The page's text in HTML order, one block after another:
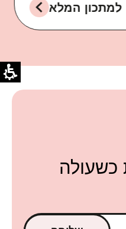
למתכון המלא
כשעולה